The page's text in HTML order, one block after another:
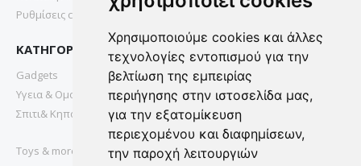
Χρησιμοποιούμε cookies και άλλες
τεχνολογίες εντοπισμού για την
βελτίωση της εμπειρίας
περιήγησης στην ιστοσελίδα μας,
για την εξατομίκευση
περιεχομένου και διαφημίσεων,
την παροχή λειτουργιών
Ρυθμίσεις cookies
ΚΑΤΗΓΟΡΙΕΣ
Gadgets
Υγεια & Ομορφια
Σπιτι& Κηπος
Toys & more